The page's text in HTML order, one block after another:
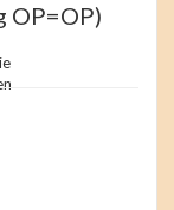
OP=OP)